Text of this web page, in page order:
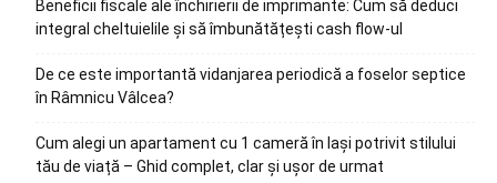
Beneficii fiscale ale închirierii de imprimante: Cum să deduci
integral cheltuielile și să îmbunătățești cash flow-ul
De ce este importantă vidanjarea periodică a foselor septice
în Râmnicu Vâlcea?
Cum alegi un apartament cu 1 cameră în Iași potrivit stilului
tău de viață – Ghid complet, clar și ușor de urmat